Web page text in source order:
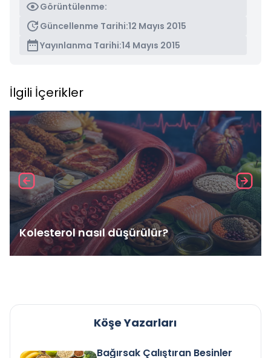
Görüntülenme:
Güncellenme Tarihi:12 Mayıs 2015
Yayınlanma Tarihi:14 Mayıs 2015
İlgili İçerikler
Kolesterol nasıl düşürülür?
Köşe Yazarları
Bağırsak Çalıştıran Besinler